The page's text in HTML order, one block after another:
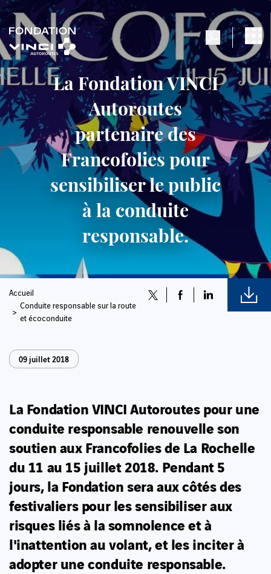
La Fondation VINCI
Autoroutes
partenaire des
Francofolies pour
sensibiliser le public
à la conduite
responsable.
Accueil
Conduite responsable sur la route
et écoconduite
09 juillet 2018
La Fondation VINCI Autoroutes pour une
conduite responsable renouvelle son
soutien aux Francofolies de La Rochelle
du 11 au 15 juillet 2018. Pendant 5
jours, la Fondation sera aux côtés des
festivaliers pour les sensibiliser aux
risques liés à la somnolence et à
l'inattention au volant, et les inciter à
adopter une conduite responsable.